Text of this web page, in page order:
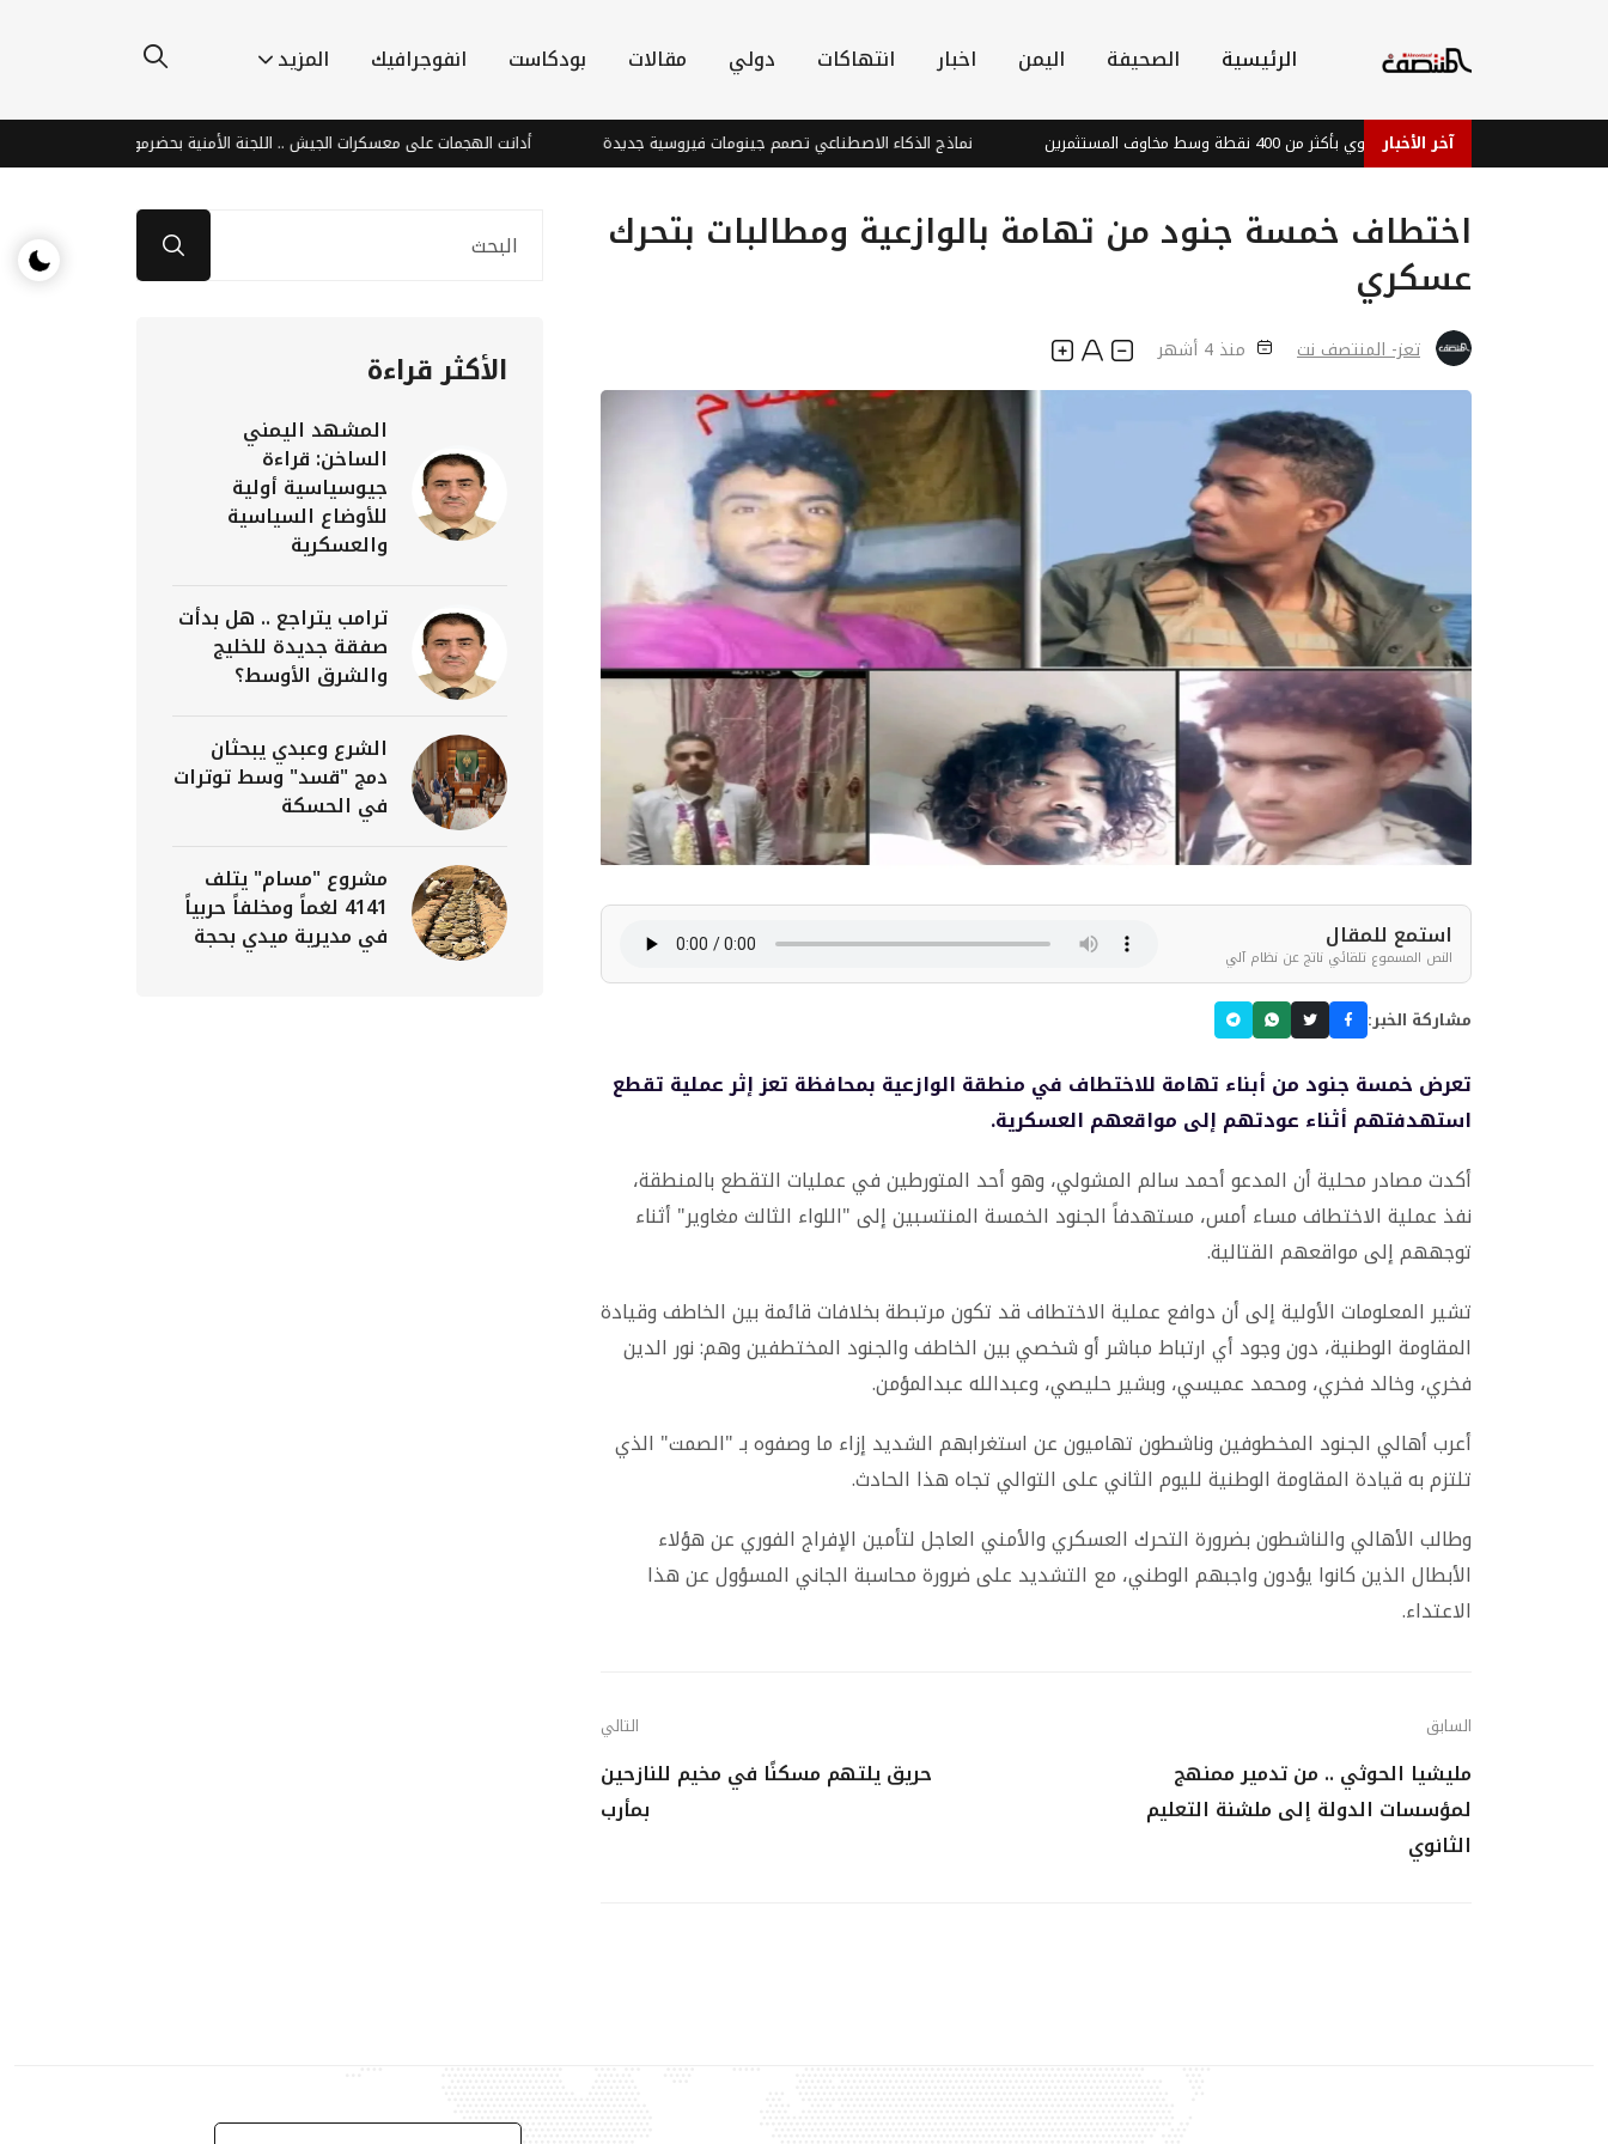
الرئيسية الصحيفة اليمن اخبار انتهاكات دولي مقالات بودكاست انفوجرافيك المزيد
آخر الأخبار
مؤشر داو جونز يهوي بأكثر من 400 نقطة وسط مخاوف المستثمرين نماذج الذكاء الاصطناعي تصمم جينومات فيروسية جديدة أدانت الهجمات على معسكرات الجيش .. اللجنة الأمنية بحضرموت : هجمات الحوثيين جاءت
اختطاف خمسة جنود من تهامة بالوازعية ومطالبات بتحرك
عسكري
تعز- المنتصف نت منذ 4 أشهر
استمع للمقال
النص المسموع تلقائي ناتج عن نظام آلي
مشاركة الخبر:
تعرض خمسة جنود من أبناء تهامة للاختطاف في منطقة الوازعية بمحافظة تعز إثر عملية تقطع
استهدفتهم أثناء عودتهم إلى مواقعهم العسكرية.
أكدت مصادر محلية أن المدعو أحمد سالم المشولي، وهو أحد المتورطين في عمليات التقطع بالمنطقة،
نفذ عملية الاختطاف مساء أمس، مستهدفاً الجنود الخمسة المنتسبين إلى "اللواء الثالث مغاوير" أثناء
توجههم إلى مواقعهم القتالية.
تشير المعلومات الأولية إلى أن دوافع عملية الاختطاف قد تكون مرتبطة بخلافات قائمة بين الخاطف وقيادة
المقاومة الوطنية، دون وجود أي ارتباط مباشر أو شخصي بين الخاطف والجنود المختطفين وهم: نور الدين
فخري، وخالد فخري، ومحمد عميسي، وبشير حليصي، وعبدالله عبدالمؤمن.
أعرب أهالي الجنود المخطوفين وناشطون تهاميون عن استغرابهم الشديد إزاء ما وصفوه بـ "الصمت" الذي
تلتزم به قيادة المقاومة الوطنية لليوم الثاني على التوالي تجاه هذا الحادث.
وطالب الأهالي والناشطون بضرورة التحرك العسكري والأمني العاجل لتأمين الإفراج الفوري عن هؤلاء
الأبطال الذين كانوا يؤدون واجبهم الوطني، مع التشديد على ضرورة محاسبة الجاني المسؤول عن هذا
الاعتداء.
السابق
مليشيا الحوثي .. من تدمير ممنهج
لمؤسسات الدولة إلى ملشنة التعليم
الثانوي
التالي
حريق يلتهم مسكنًا في مخيم للنازحين
بمأرب
الأكثر قراءة
المشهد اليمني
الساخن: قراءة
جيوسياسية أولية
للأوضاع السياسية
والعسكرية
ترامب يتراجع .. هل بدأت
صفقة جديدة للخليج
والشرق الأوسط؟
الشرع وعبدي يبحثان
دمج "قسد" وسط توترات
في الحسكة
مشروع "مسام" يتلف
4141 لغماً ومخلفاً حربياً
في مديرية ميدي بحجة